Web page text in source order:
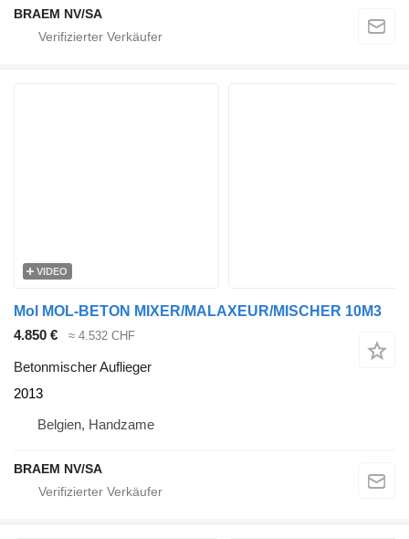
BRAEM NV/SA
VIDEO
Mol MOL-BETON MIXER/MALAXEUR/MISCHER 10M3
4.850 €
≈ 4.532 CHF
Betonmischer Auflieger
2013
Belgien, Handzame
BRAEM NV/SA